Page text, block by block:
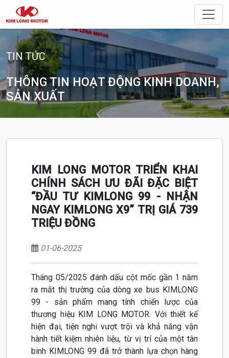
Điều
TIN TỨC
THÔNG TIN HOẠT ĐỘNG KINH DOANH,
SẢN XUẤT
KIM LONG MOTOR TRIỂN KHAI
CHÍNH SÁCH ƯU ĐÃI ĐẶC BIỆT
“ĐẦU TƯ KIMLONG 99 - NHẬN
NGAY KIMLONG X9” TRỊ GIÁ 739
TRIỆU ĐỒNG
01-06-2025
Tháng 05/2025 đánh dấu cột mốc gần 1 năm
ra mắt thị trường của dòng xe bus KIMLONG
99 - sản phẩm mang tính chiến lược của
thương hiệu KIM LONG MOTOR. Với thiết kế
hiện đại, tiện nghi vượt trội và khả năng vận
hành tiết kiệm nhiên liệu, từ vị trí của một tân
binh KIMLONG 99 đã trở thành lựa chọn hàng